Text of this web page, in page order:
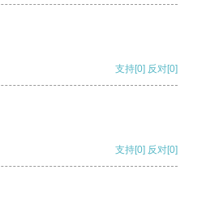
支持[0] 反对[0]
支持[0] 反对[0]